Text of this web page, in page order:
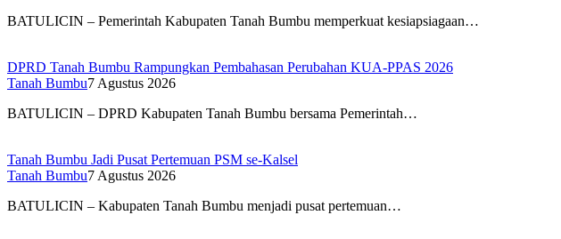
BATULICIN – Pemerintah Kabupaten Tanah Bumbu memperkuat kesiapsiagaan…
DPRD Tanah Bumbu Rampungkan Pembahasan Perubahan KUA-PPAS 2026
Tanah Bumbu7 Agustus 2026
BATULICIN – DPRD Kabupaten Tanah Bumbu bersama Pemerintah…
Tanah Bumbu Jadi Pusat Pertemuan PSM se-Kalsel
Tanah Bumbu7 Agustus 2026
BATULICIN – Kabupaten Tanah Bumbu menjadi pusat pertemuan…